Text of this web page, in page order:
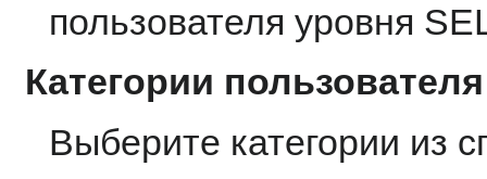
пользователя уровня
Категории пользователя
Выберите категории из